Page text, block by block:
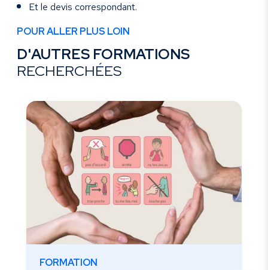
Et le devis correspondant.
POUR ALLER PLUS LOIN
D'AUTRES FORMATIONS
RECHERCHÉES
FORMATION